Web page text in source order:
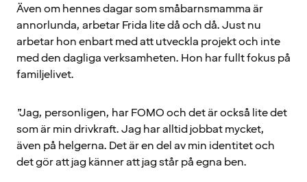
Även om hennes dagar som småbarnsmamma är
annorlunda, arbetar Frida lite då och då. Just nu
arbetar hon enbart med att utveckla projekt och inte
med den dagliga verksamheten. Hon har fullt fokus på
familjelivet.
”Jag, personligen, har FOMO och det är också lite det
som är min drivkraft. Jag har alltid jobbat mycket,
även på helgerna. Det är en del av min identitet och
det gör att jag känner att jag står på egna ben.